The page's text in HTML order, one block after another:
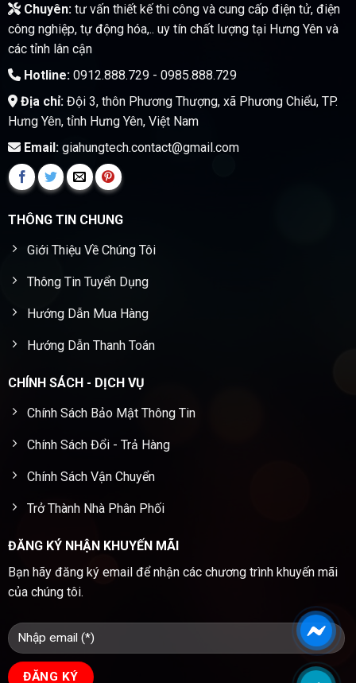
Chuyên:tư vấn thiết kế thi công và cung cấp điện tử, điện
công nghiệp, tự động hóa,.. uy tín chất lượng tại Hưng Yên và
các tỉnh lân cận
Hotline:0912.888.729 - 0985.888.729
Địa chỉ:Đội 3, thôn Phương Thượng, xã Phương Chiểu, TP.
Hưng Yên, tỉnh Hưng Yên, Việt Nam
Email:giahungtech.contact@gmail.com
THÔNG TIN CHUNG
Giới Thiệu Về Chúng Tôi
Thông Tin Tuyển Dụng
Hướng Dẫn Mua Hàng
Hướng Dẫn Thanh Toán
CHÍNH SÁCH - DỊCH VỤ
Chính Sách Bảo Mật Thông Tin
Chính Sách Đổi - Trả Hàng
Chính Sách Vận Chuyển
Trở Thành Nhà Phân Phối
ĐĂNG KÝ NHẬN KHUYẾN MÃI
Bạn hãy đăng ký email để nhận các chương trình khuyến mãi
của chúng tôi.